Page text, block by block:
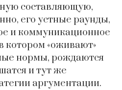
составляющую,
его устные раунды,
и коммуникационное
котором «оживают»
нормы, рождаются
и тут же
аргументации.